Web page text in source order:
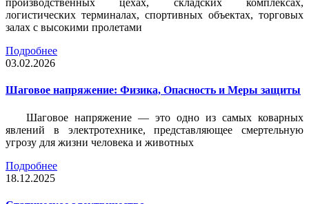
производственных цехах, складских комплексах,
логистических терминалах, спортивных объектах, торговых
залах с высокими пролетами
Подробнее
03.02.2026
Шаговое напряжение: Физика, Опасность и Меры защиты
Шаговое напряжение — это одно из самых коварных
явлений в электротехнике, представляющее смертельную
угрозу для жизни человека и животных
Подробнее
18.12.2025